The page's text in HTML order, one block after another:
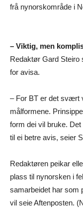
frå nynorskområde i
– Viktig, men
Redaktør Gard Steiro
for avisa.
– For BT er det svært
målformene.
form dei vil bruke.
til ei betre avis, seier
Redaktøren peikar
plass til nynorsken i
samarbeidet har som
vil seie Aftenposten.